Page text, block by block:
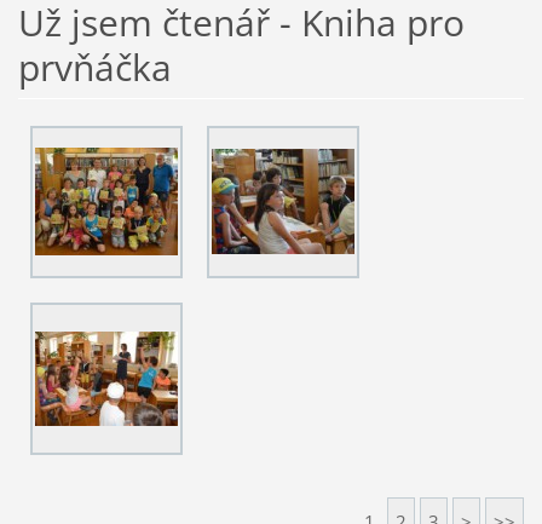
Už jsem čtenář - Kniha pro
prvňáčka